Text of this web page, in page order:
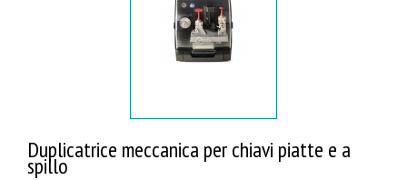
Duplicatrice meccanica per chiavi piatte e a
spillo